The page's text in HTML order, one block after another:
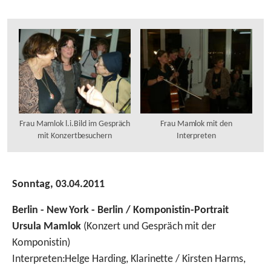
Frau Mamlok l.i.Bild im Gespräch
mit Konzertbesuchern
Frau Mamlok mit den
Interpreten
Sonntag, 03.04.2011
Berlin - New York - Berlin / Komponistin-Portrait
Ursula Mamlok (Konzert und Gespräch mit der
Komponistin)
Interpreten:Helge Harding, Klarinette / Kirsten Harms,